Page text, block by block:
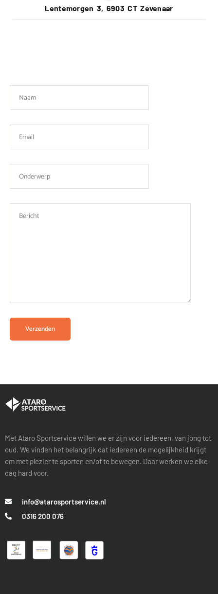
Lentemorgen 3, 6903 CT Zevenaar
Met Ataro Sportservice willen we er zijn voor iedereen, van jong tot
oud. We vinden het belangrijk dat iedereen de mogelijkheid krijgt
om met plezier te sporten en/of te bewegen. Daar werken we elke
dag hard voor.
info@atarosportservice.nl
0316 200 076